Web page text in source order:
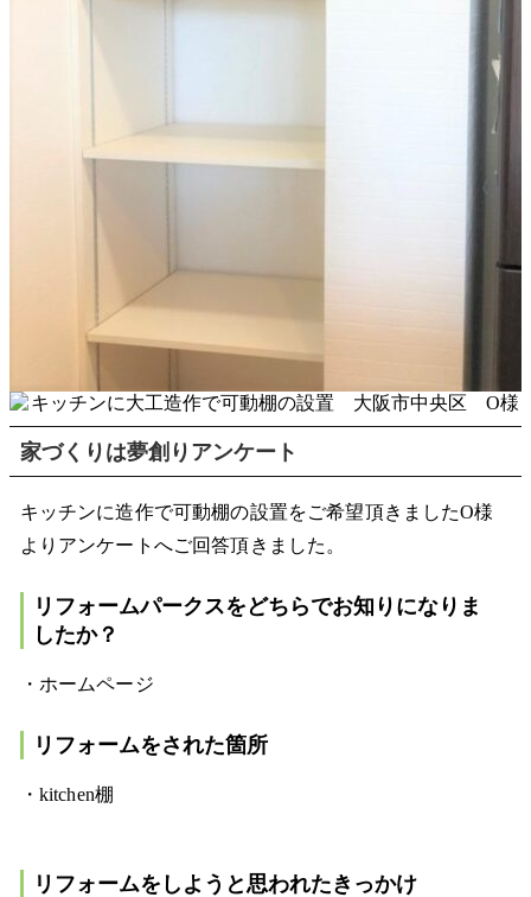
家づくり は夢創り アンケート
キッチンに造作で可動棚の設置をご希望頂きましたO様
よりアンケートへご回答頂きました。
リフォームパークスをどちらでお知りになりま
したか？
・ホームページ
リフォームをされた箇所
・kitchen棚
リフォームをしようと思われたきっかけ